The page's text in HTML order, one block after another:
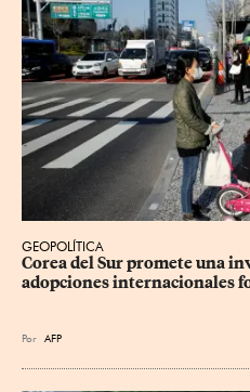
GEOPOLÍTICA
Corea del Sur promete una
adopciones internacionales
Por AFP